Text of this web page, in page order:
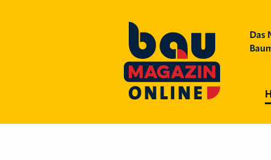
Das